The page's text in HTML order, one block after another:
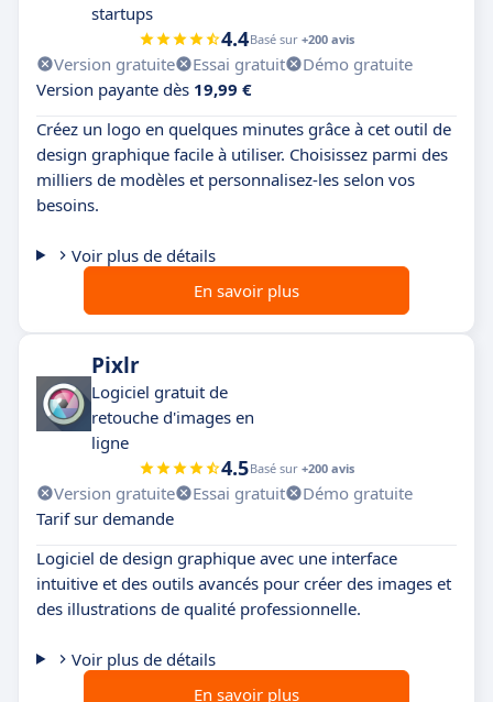
startups
4.4Basé sur +200 avis
Version gratuite Essai gratuit
Démo gratuite
Version payante dès 19,99 €
Créez un logo en quelques minutes grâce à cet outil de
design graphique facile à utiliser. Choisissez parmi des
milliers de modèles et personnalisez-les selon vos
besoins.
Voir plus de détails
En savoir plus
Pixlr
Logiciel gratuit de
retouche d'images en
ligne
4.5Basé sur +200 avis
Version gratuite Essai gratuit
Démo gratuite
Tarif sur demande
Logiciel de design graphique avec une interface
intuitive et des outils avancés pour créer des images et
des illustrations de qualité professionnelle.
Voir plus de détails
En savoir plus